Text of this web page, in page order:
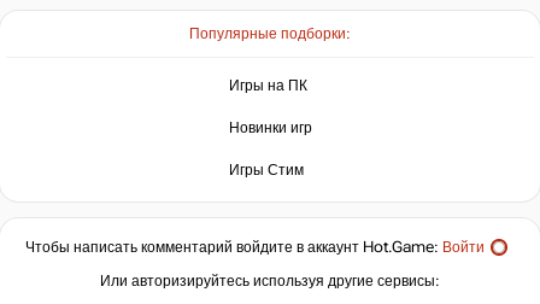
Популярные подборки:
Игры на ПК
Новинки игр
Игры Стим
Чтобы написать комментарий войдите в аккаунт Hot.Game: Войти
Или авторизируйтесь используя другие сервисы: